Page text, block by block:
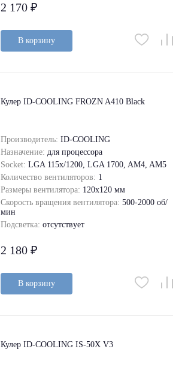
2 170 ₽
В корзину
Кулер ID-COOLING FROZN A410 Black
Производитель: ID-COOLING
Назначение: для процессора
Socket: LGA 115x/1200, LGA 1700, AM4, AM5
Количество вентиляторов: 1
Размеры вентилятора: 120x120 мм
Скорость вращения вентилятора: 500-2000 об/
мин
Подсветка: отсутствует
2 180 ₽
В корзину
Кулер ID-COOLING IS-50X V3